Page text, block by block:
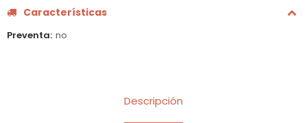
Características
Preventa no
Descripción